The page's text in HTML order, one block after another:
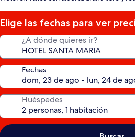
estrellas
Elige las fechas para ver
¿A dónde quieres ir?
Fechas
Huéspedes